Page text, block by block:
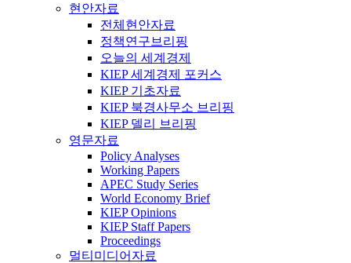
현안자료
전체현안자료
정책연구브리핑
오늘의 세계경제
KIEP 세계경제 포커스
KIEP 기초자료
KIEP 북경사무소 브리핑
KIEP 델리 브리핑
영문자료
Policy Analyses
Working Papers
APEC Study Series
World Economy Brief
KIEP Opinions
KIEP Staff Papers
Proceedings
멀티미디어자료